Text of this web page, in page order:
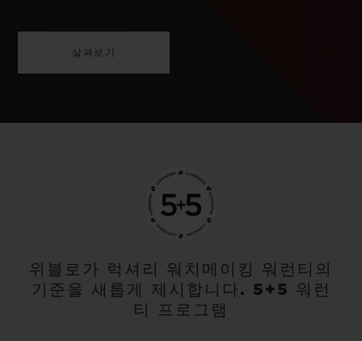
살펴보기
위블로가 럭셔리 워치메이킹 워런티의
기준을 새롭게 제시합니다. 5+5 워런
티 프로그램